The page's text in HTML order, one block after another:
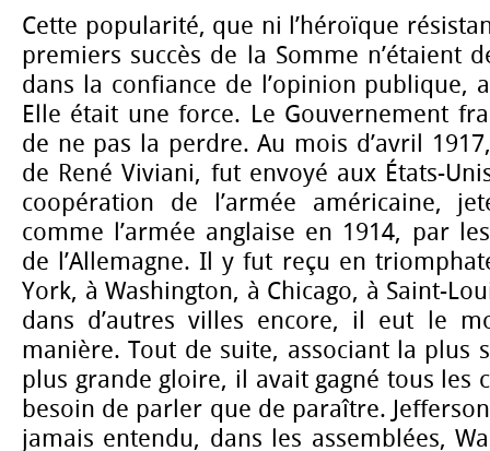
Cette popularité, que ni l’héroïque
premiers succès de la Somme n’étaient
dans la confiance de l’opinion publique,
Elle était une force. Le Gouvernement
de ne pas la perdre. Au mois d’avril
de René Viviani, fut envoyé aux États-
coopération de l’armée américaine,
comme l’armée anglaise en 1914, par
de l’Allemagne. Il y fut reçu en
York, à Washington, à Chicago, à Saint-
dans d’autres villes encore, il eut le
manière. Tout de suite, associant la plus
plus grande gloire, il avait gagné tous
besoin de parler que de paraître.
jamais entendu, dans les assemblées,